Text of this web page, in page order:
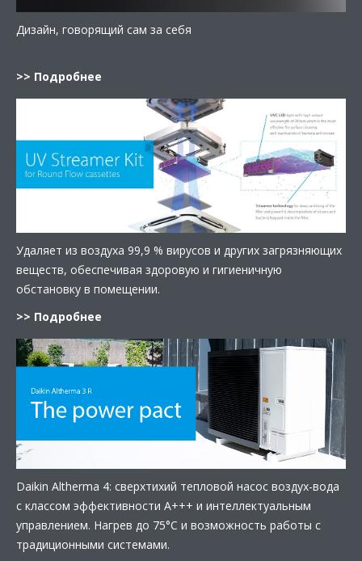
Дизайн, говорящий сам за себя
>> Подробнее
Удаляет из воздуха 99,9 % вирусов и других загрязняющих
веществ, обеспечивая здоровую и гигиеничную
обстановку в помещении.
>> Подробнее
Daikin Altherma 4: сверхтихий тепловой насос воздух-вода
с классом эффективности А+++ и интеллектуальным
управлением. Нагрев до 75°C и возможность работы с
традиционными системами.